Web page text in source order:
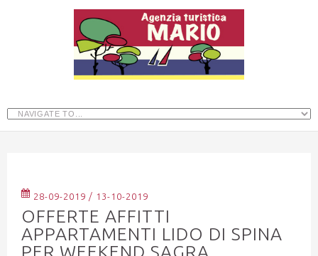
28-09-2019 / 13-10-2019
OFFERTE AFFITTI
APPARTAMENTI LIDO DI SPINA
PER WEEKEND SAGRA